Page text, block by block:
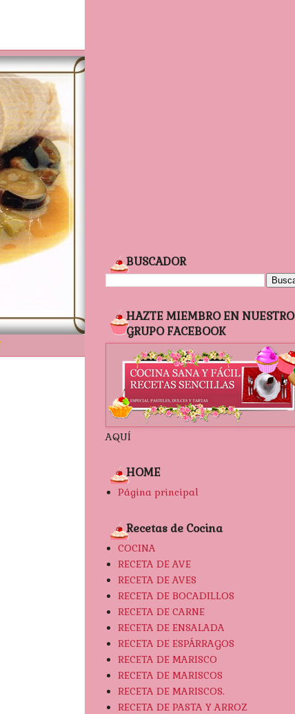
BUSCADOR
HAZTE MIEMBRO EN NUESTRO
GRUPO FACEBOOK
AQUÍ
HOME
Página principal
Recetas de Cocina
COCINA
RECETA DE AVE
RECETA DE AVES
RECETA DE BOCADILLOS
RECETA DE CARNE
RECETA DE ENSALADA
RECETA DE ESPÁRRAGOS
RECETA DE MARISCO
RECETA DE MARISCOS
RECETA DE MARISCOS.
RECETA DE PASTA Y ARROZ